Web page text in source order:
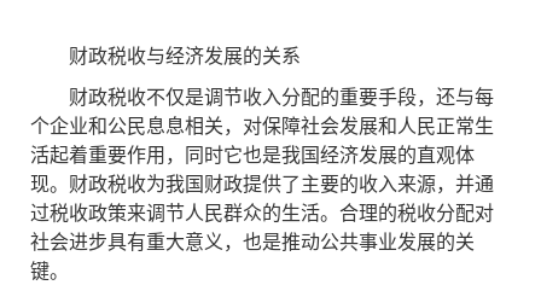
财政税收与经济发展的关系
财政税收不仅是调节收入分配的重要手段，还与每
个企业和公民息息相关，对保障社会发展和人民正常生
活起着重要作用，同时它也是我国经济发展的直观体
现。财政税收为我国财政提供了主要的收入来源，并通
过税收政策来调节人民群众的生活。合理的税收分配对
社会进步具有重大意义，也是推动公共事业发展的关
键。